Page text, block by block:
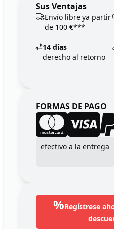
Sus Ventajas
Envío libre ya partir
de 100 €***
14 días
derecho al retorno
FORMAS DE PAGO
efectivo a la entrega
%Regístrese